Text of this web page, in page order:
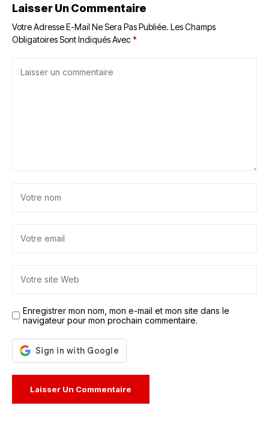
Laisser Un Commentaire
Votre Adresse E-Mail Ne Sera Pas Publiée. Les Champs
Obligatoires Sont Indiqués Avec*
Enregistrer mon nom, mon e-mail et mon site dans le
navigateur pour mon prochain commentaire.